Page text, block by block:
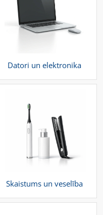
Datori un elektronika
Skaistums un veselība